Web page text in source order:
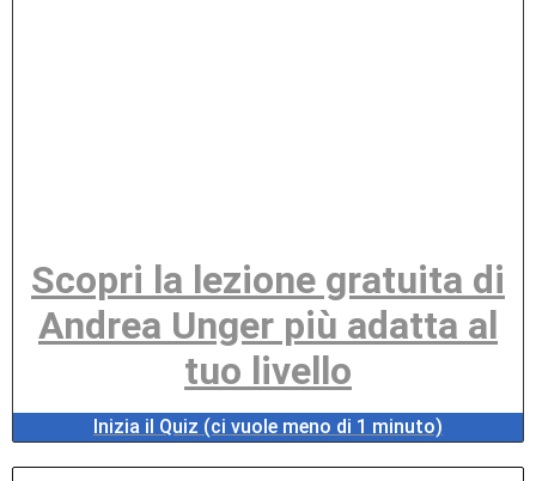
Scopri la lezione gratuita di
Andrea Unger più adatta al
tuo livello
Inizia il Quiz (ci vuole meno di 1 minuto)